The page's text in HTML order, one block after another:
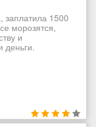
заплатила 1500
морозятся,
и
деньги.